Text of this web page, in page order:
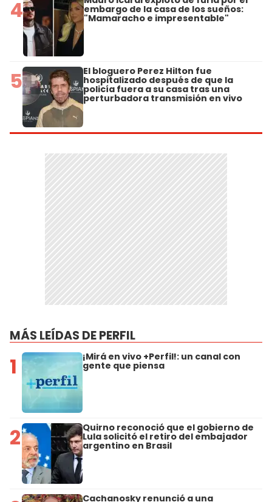
4 embargo de la casa de los sueños:
"Mamaracho e impresentable"
5 El bloguero Perez Hilton fue
hospitalizado después de que la
policía fuera a su casa tras una
perturbadora transmisión en vivo
MÁS LEÍDAS DE PERFIL
1 ¡Mirá en vivo +Perfil!: un canal con
gente que piensa
2 Quirno reconoció que el gobierno de
Lula solicitó el retiro del embajador
argentino en Brasil
Cachanosky renunció a una